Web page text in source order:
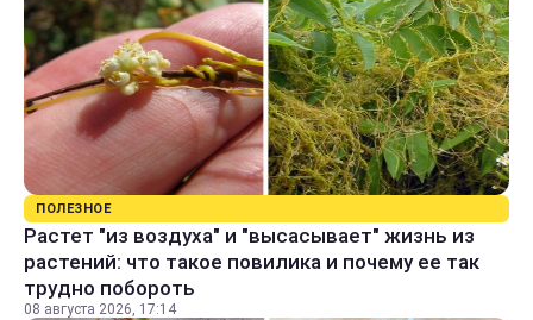
ПОЛЕЗНОЕ
Растет "из воздуха" и "высасывает" жизнь из
растений: что такое повилика и почему ее так
трудно побороть
08 августа 2026, 17:14